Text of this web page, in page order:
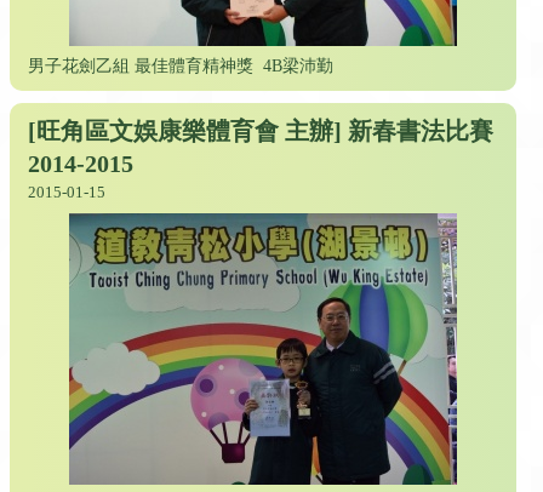
男子花劍乙組 最佳體育精神獎 4B梁沛勤
[旺角區文娛康樂體育會 主辦] 新春書法比賽
2014-2015
2015-01-15